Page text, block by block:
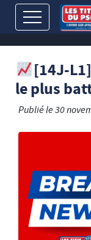
[14J-
le plus
Publié le30